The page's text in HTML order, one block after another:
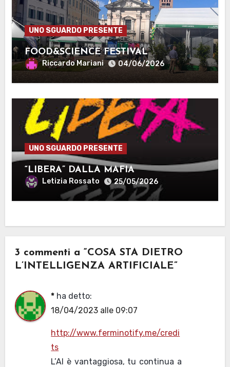
UNO SGUARDO PRESENTE
FOOD&SCIENCE FESTIVAL
Riccardo Mariani 04/06/2026
UNO SGUARDO PRESENTE
“LIBERA” DALLA MAFIA
Letizia Rossato 25/05/2026
3 commenti a “COSA STA DIETRO
L’INTELLIGENZA ARTIFICIALE”
* ha detto:
18/04/2023 alle 09:07
http://www.ferminotify.me/credi
ts
L’AI è vantaggiosa, tu continua a